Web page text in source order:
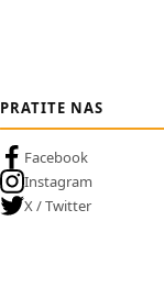
PRATITE NAS
Facebook
Instagram
X / Twitter